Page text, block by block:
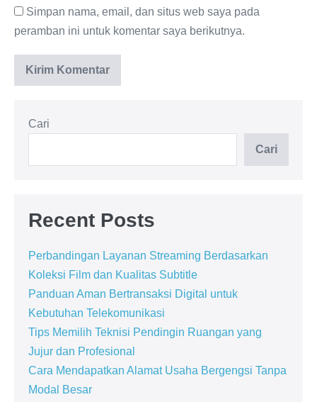
Simpan nama, email, dan situs web saya pada
peramban ini untuk komentar saya berikutnya.
Cari
Cari
Recent Posts
Perbandingan Layanan Streaming Berdasarkan
Koleksi Film dan Kualitas Subtitle
Panduan Aman Bertransaksi Digital untuk
Kebutuhan Telekomunikasi
Tips Memilih Teknisi Pendingin Ruangan yang
Jujur dan Profesional
Cara Mendapatkan Alamat Usaha Bergengsi Tanpa
Modal Besar